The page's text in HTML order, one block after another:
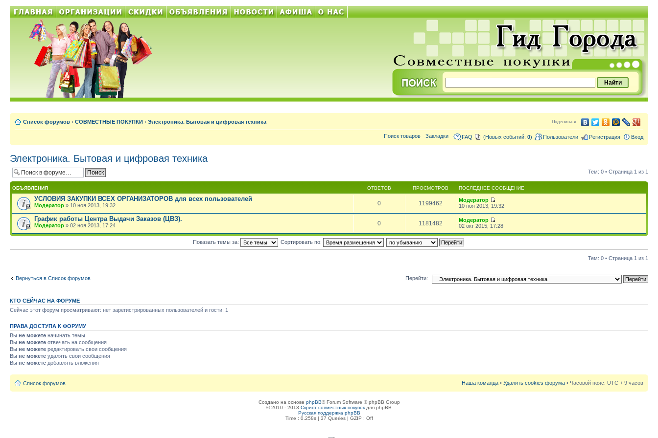
Список форумов ‹ СОВМЕСТНЫЕ ПОКУПКИ ‹ Электроника. Бытовая и цифровая техника Поделиться
FAQ (Новых событий: 0) Пользователи Регистрация Вход
Поиск товаров Закладки
Электроника. Бытовая и цифровая техника
Тем: 0 • Страница 1 из 1
ОБЪЯВЛЕНИЯ ОТВЕТОВ ПРОСМОТРОВ ПОСЛЕДНЕЕ СООБЩЕНИЕ
УСЛОВИЯ ЗАКУПКИ ВСЕХ ОРГАНИЗАТОРОВ для всех пользователей
Модератор » 10 ноя 2013, 19:32 0 1199462
Модератор
10 ноя 2013, 19:32
График работы Центра Выдачи Заказов (ЦВЗ).
Модератор » 02 ноя 2013, 17:24 0 1181482
Модератор
02 окт 2015, 17:28
Показать темы за: Сортировать по:
Тем: 0 • Страница 1 из 1
Вернуться в Список форумов Перейти:
КТО СЕЙЧАС НА ФОРУМЕ
Сейчас этот форум просматривают: нет зарегистрированных пользователей и гости: 1
ПРАВА ДОСТУПА К ФОРУМУ
Вы не можете начинать темы
Вы не можете отвечать на сообщения
Вы не можете редактировать свои сообщения
Вы не можете удалять свои сообщения
Вы не можете добавлять вложения
Список форумов Наша команда • Удалить cookies форума • Часовой пояс: UTC + 9 часов
Создано на основе phpBB® Forum Software © phpBB Group
© 2010 - 2013 Скрипт совместных покупок для phpBB
Русская поддержка phpBB
Time : 0.258s | 37 Queries | GZIP : Off